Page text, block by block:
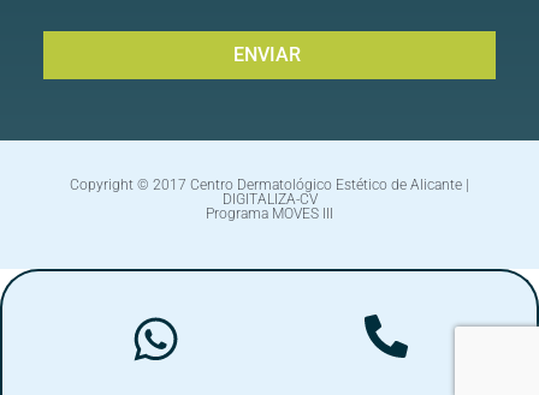
ENVIAR
Copyright © 2017 Centro Dermatológico Estético de Alicante |
DIGITALIZA-CV
Programa MOVES III